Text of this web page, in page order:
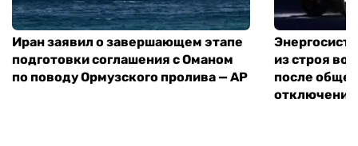
Иран заявил о завершающем этапе
подготовки соглашения с Оманом
по поводу Ормузского пролива — AP
из строя во
после
отключения